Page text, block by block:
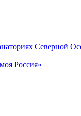
Северной
Россия»